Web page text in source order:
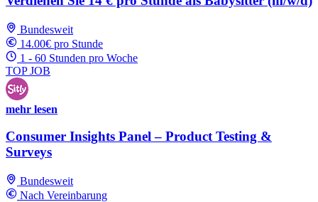
Bundesweit
14.00€ pro Stunde
1 - 60 Stunden pro Woche
TOP JOB
mehr lesen
Consumer Insights Panel – Product Testing &
Surveys
Bundesweit
Nach Vereinbarung